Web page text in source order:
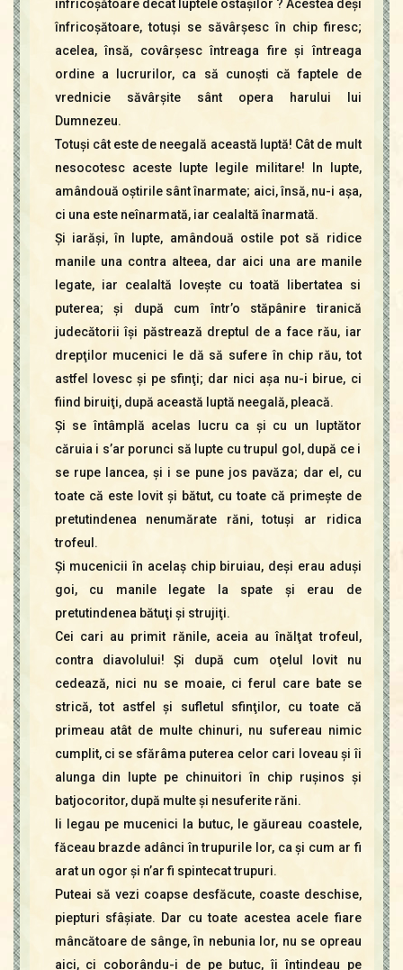
înfricoşătoare decât luptele ostaşilor ? Acestea deşi
înfricoşătoare, totuşi se săvârşesc în chip firesc;
acelea, însă, covârşesc întreaga fire şi întreaga
ordine a lucrurilor, ca să cunoşti că faptele de
vrednicie săvârşite sânt opera harului lui
Dumnezeu.
Totuşi cât este de neegală această luptă! Cât de mult
nesocotesc aceste lupte legile militare! In lupte,
amândouă oştirile sânt înarmate; aici, însă, nu-i aşa,
ci una este neînarmată, iar cealaltă înarmată.
Şi iarăşi, în lupte, amândouă ostile pot să ridice
manile una contra alteea, dar aici una are manile
legate, iar cealaltă loveşte cu toată libertatea si
puterea; şi după cum într’o stăpânire tiranică
judecătorii îşi păstrează dreptul de a face rău, iar
drepţilor mucenici le dă să sufere în chip rău, tot
astfel lovesc şi pe sfinţi; dar nici aşa nu-i birue, ci
fiind biruiţi, după această luptă neegală, pleacă.
Şi se întâmplă acelas lucru ca şi cu un luptător
căruia i s’ar porunci să lupte cu trupul gol, după ce i
se rupe lancea, şi i se pune jos pavăza; dar el, cu
toate că este lovit şi bătut, cu toate că primeşte de
pretutindenea nenumărate răni, totuşi ar ridica
trofeul.
Şi mucenicii în acelaş chip biruiau, deşi erau aduşi
goi, cu manile legate la spate şi erau de
pretutindenea bătuţi şi strujiţi.
Cei cari au primit rănile, aceia au înălţat trofeul,
contra diavolului! Şi după cum oţelul lovit nu
cedează, nici nu se moaie, ci ferul care bate se
strică, tot astfel şi sufletul sfinţilor, cu toate că
primeau atât de multe chinuri, nu sufereau nimic
cumplit, ci se sfărâma puterea celor cari loveau şi îi
alunga din lupte pe chinuitori în chip ruşinos şi
batjocoritor, după multe şi nesuferite răni.
Ii legau pe mucenici la butuc, le găureau coastele,
făceau brazde adânci în trupurile lor, ca şi cum ar fi
arat un ogor şi n’ar fi spintecat trupuri.
Puteai să vezi coapse desfăcute, coaste deschise,
piepturi sfâşiate. Dar cu toate acestea acele fiare
mâncătoare de sânge, în nebunia lor, nu se opreau
aici, ci coborându-i de pe butuc, îi întindeau pe